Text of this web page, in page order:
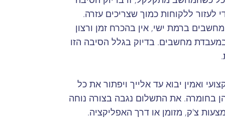
לעזור ללקוחות כמוך שצריכים עזרה.
ברמת ישי, אין בהכרח זמן ורצון
מחשבים. בדיוק בגלל הסיבה הזו
ואמין יבוא עד אלייך ויפתור את כל
בחומרה. את התשלום נגבה בצורה נוחה
צ'ק, מזומן או דרך האפליקציה.